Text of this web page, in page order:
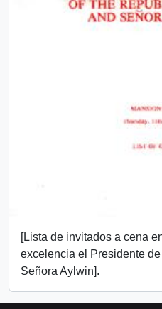
[Lista de invitados a cena
excelencia el Presidente
Señora Aylwin].